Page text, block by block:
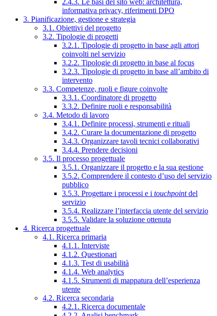
2.4.3. Le basi del sito web: architettura,
informativa privacy, riferimenti DPO
3. Pianificazione, gestione e strategia
3.1. Obiettivi del progetto
3.2. Tipologie di progetti
3.2.1. Tipologie di progetto in base agli attori
coinvolti nel servizio
3.2.2. Tipologie di progetto in base al focus
3.2.3. Tipologie di progetto in base all’ambito di
intervento
3.3. Competenze, ruoli e figure coinvolte
3.3.1. Coordinatore di progetto
3.3.2. Definire ruoli e responsabilità
3.4. Metodo di lavoro
3.4.1. Definire processi, strumenti e rituali
3.4.2. Curare la documentazione di progetto
3.4.3. Organizzare tavoli tecnici collaborativi
3.4.4. Prendere decisioni
3.5. Il processo progettuale
3.5.1. Organizzare il progetto e la sua gestione
3.5.2. Comprendere il contesto d’uso del servizio
pubblico
3.5.3. Progettare i processi e i touchpointdel
servizio
3.5.4. Realizzare l’interfaccia utente del servizio
3.5.5. Validare la soluzione ottenuta
4. Ricerca progettuale
4.1. Ricerca primaria
4.1.1. Interviste
4.1.2. Questionari
4.1.3. Test di usabilità
4.1.4. Web analytics
4.1.5. Strumenti di mappatura dell’esperienza
utente
4.2. Ricerca secondaria
4.2.1. Ricerca documentale